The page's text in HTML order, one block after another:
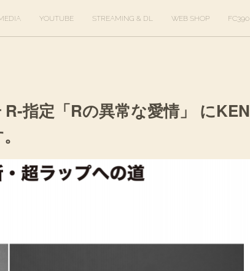
YOUTUBE STREAMING & DL WEB SHOP FC390
指定「Rの異常な愛情」 にKEN